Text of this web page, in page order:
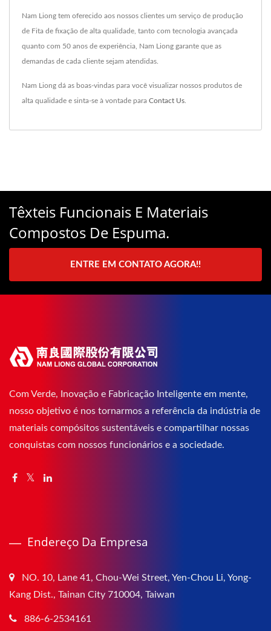
Nam Liong tem oferecido aos nossos clientes um serviço de produção
de Fita de fixação de alta qualidade, tanto com tecnologia avançada
quanto com 50 anos de experiência, Nam Liong garante que as
demandas de cada cliente sejam atendidas.
Nam Liong dá as boas-vindas para você visualizar nossos produtos de
alta qualidade e sinta-se à vontade para Contact Us
Têxteis Funcionais E Materiais
Compostos De Espuma.
ENTRE EM CONTATO AGORA!!
Com Verde, Inovação e Fabricação Inteligente em mente,
nosso objetivo é nos tornarmos a referência da indústria de
materiais compósitos sustentáveis e compartilhar nossas
conquistas com nossos funcionários e a sociedade.
Endereço Da Empresa
NO. 10, Lane 41, Chou-Wei Street, Yen-Chou Li, Yong-
Kang Dist., Tainan City 710004, Taiwan
886-6-2534161